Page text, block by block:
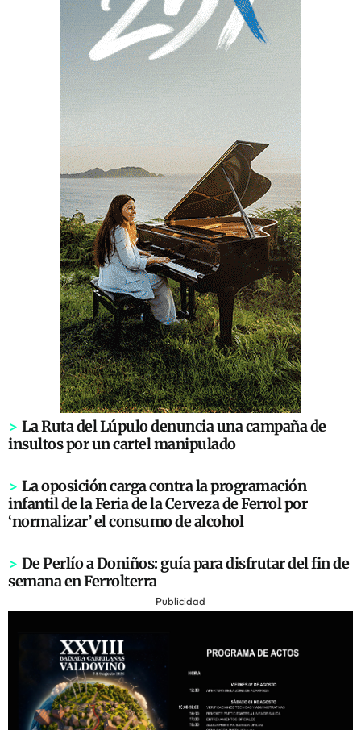
> La Ruta del Lúpulo denuncia una campaña de
insultos por un cartel manipulado
> La oposición carga contra la programación
infantil de la Feria de la Cerveza de Ferrol por
‘normalizar’ el consumo de alcohol
> De Perlío a Doniños: guía para disfrutar del fin de
semana en Ferrolterra
Publicidad